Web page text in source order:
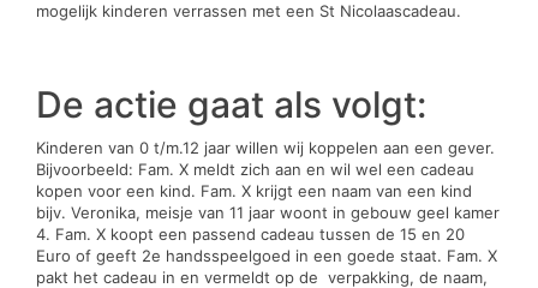
mogelijk kinderen verrassen met een St Nicolaascadeau.
De actie gaat als volgt:
Kinderen van 0 t/m.12 jaar willen wij koppelen aan een gever.
Bijvoorbeeld: Fam. X meldt zich aan en wil wel een cadeau
kopen voor een kind. Fam. X krijgt een naam van een kind
bijv. Veronika, meisje van 11 jaar woont in gebouw geel kamer
4. Fam. X koopt een passend cadeau tussen de 15 en 20
Euro of geeft 2e handsspeelgoed in een goede staat. Fam. X
pakt het cadeau in en vermeldt op de verpakking, de naam,